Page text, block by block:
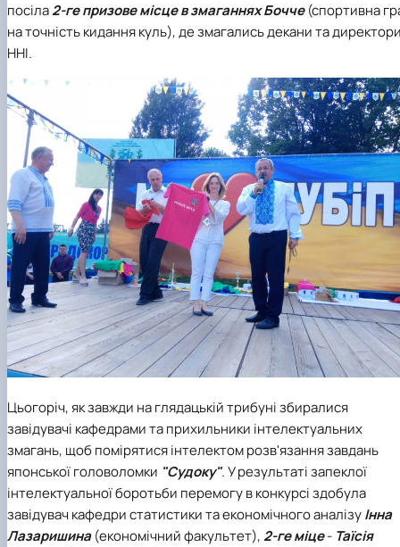
посіла2-ге призове місце в змаганнях Бочче(спортивна
на точність кидання куль), де змагались декани та
ННІ.
Цьогоріч, як завжди на глядацькій трибуні збиралися
завідувачі кафедрами та прихильники інтелектуальних
змагань, щоб помірятися інтелектом розв'язання завдань
японської головоломки "Судоку". У результаті запеклої
інтелектуальної боротьби перемогу в конкурсі здобула
завідувач кафедри статистики та економічного аналізуІнна
Лазаришина(економічний факультет),2-ге міце- Таїсія